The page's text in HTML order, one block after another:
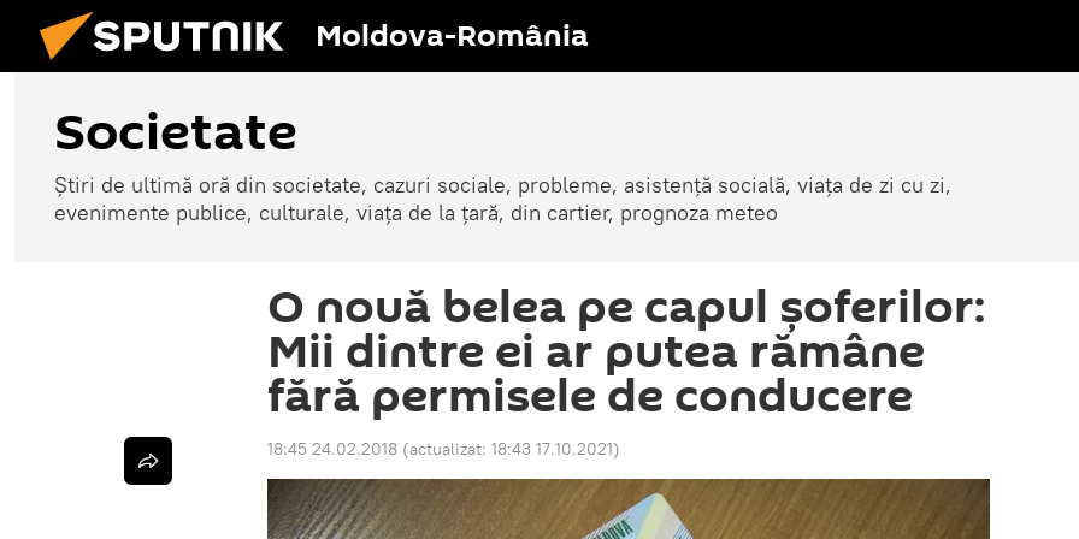
Moldova-România
Societate
Știri de ultimă oră din societate, cazuri sociale, probleme, asistență socială, viața de zi cu zi,
evenimente publice, culturale, viața de la țară, din cartier, prognoza meteo
O nouă belea pe capul șoferilor:
Mii dintre ei ar putea rămâne
fără permisele de conducere
18:45 24.02.2018 (actualizat: 18:43 17.10.2021)